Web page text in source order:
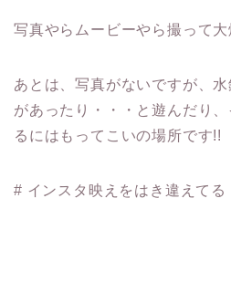
写真やらムービーやら撮って
あとは、写真がないですが、
があったり・・・と遊んだり
るにはもってこいの場所です!!
# インスタ映えをはき違えて